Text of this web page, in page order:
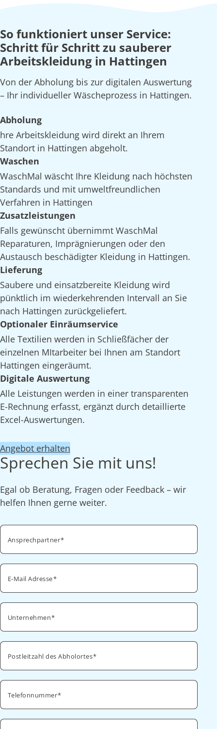
So funktioniert unser Service:
Schritt für Schritt zu sauberer
Arbeitskleidung in Hattingen
Von der Abholung bis zur digitalen Auswertung
– Ihr individueller Wäscheprozess in Hattingen.
Abholung
hre Arbeitskleidung wird direkt an Ihrem
Standort in Hattingen abgeholt.
Waschen
WaschMal wäscht Ihre Kleidung nach höchsten
Standards und mit umweltfreundlichen
Verfahren in Hattingen
Zusatzleistungen
Falls gewünscht übernimmt WaschMal
Reparaturen, Imprägnierungen oder den
Austausch beschädigter Kleidung in Hattingen.
Lieferung
Saubere und einsatzbereite Kleidung wird
pünktlich im wiederkehrenden Intervall an Sie
nach Hattingen zurückgeliefert.
Optionaler Einräumservice
Alle Textilien werden in Schließfächer der
einzelnen MItarbeiter bei Ihnen am Standort
Hattingen eingeräumt.
Digitale Auswertung
Alle Leistungen werden in einer transparenten
E-Rechnung erfasst, ergänzt durch detaillierte
Excel-Auswertungen.
Angebot erhalten
Sprechen Sie mit uns!
Egal ob Beratung, Fragen oder Feedback – wir
helfen Ihnen gerne weiter.
Ansprechpartner
E-Mail Adresse
Unternehmen
Postleitzahl des Abholortes
Telefonnummer